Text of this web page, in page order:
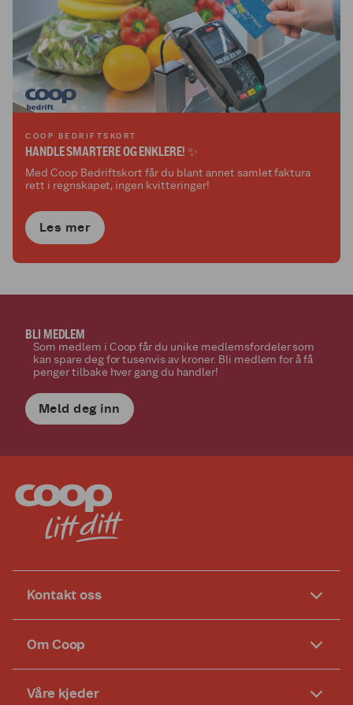
COOP BEDRIFTSKORT
HANDLE SMARTERE OG ENKLERE! ✨
Med Coop Bedriftskort får du blant annet samlet faktura
rett i regnskapet, ingen kvitteringer!
Les mer
BLI MEDLEM
Som medlem i Coop får du unike medlemsfordeler som
kan spare deg for tusenvis av kroner. Bli medlem for å få
penger tilbake hver gang du handler!
Meld deg inn
Kontakt oss
Om Coop
Våre kjeder